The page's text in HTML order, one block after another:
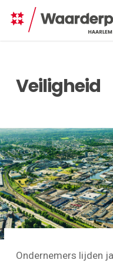
Veiligheid
Ondernemers lijden